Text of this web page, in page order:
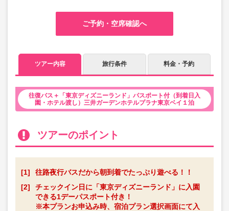
ご予約・空席確認へ
ツアー内容 旅行条件 料金・予約
往復バス＋「東京ディズニーランド」パスポート付（到着日入
園・ホテル渡し）三井ガーデンホテルプラナ東京ベイ１泊
ツアーのポイント
[1]
往路夜行バスだから朝到着でたっぷり遊べる！！
[2]
チェックイン日に「東京ディズニーランド」に入園
できる1デーパスポート付き！
※本プランお申込み時、宿泊プラン選択画面にて入